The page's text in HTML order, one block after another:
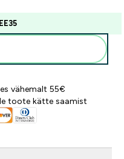
EE35
vähemalt 55€
toote kätte saamist